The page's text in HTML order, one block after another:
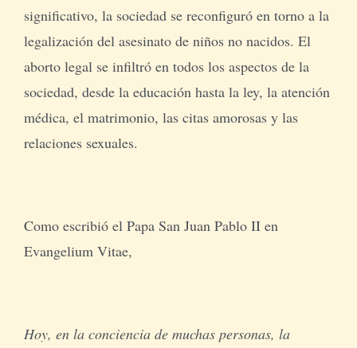
significativo, la sociedad se reconfiguró en torno a la
legalización del asesinato de niños no nacidos. El
aborto legal se infiltró en todos los aspectos de la
sociedad, desde la educación hasta la ley, la atención
médica, el matrimonio, las citas amorosas y las
relaciones sexuales.
Como escribió el Papa San Juan Pablo II en
Evangelium Vitae,
Hoy, en la conciencia de muchas personas, la